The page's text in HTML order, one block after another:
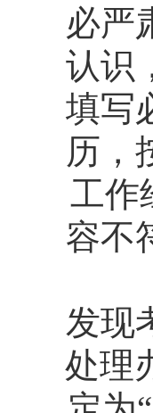
必严
认识
填写
历，
工作
容不
发现
处理